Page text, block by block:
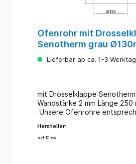
Ofenrohr mit
Senotherm grau
250 mm
Lieferbar ab ca. 1-3
mit Drosselklappe
Wandstärke 2 mm Länge 250
Unsere Ofenrohre
Brennstoffe.
Hersteller:
ediFire